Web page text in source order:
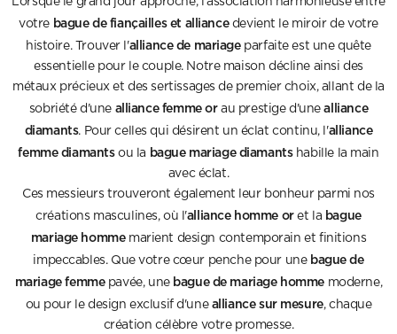
votre bague de fiançailles et alliancedevient le miroir de votre
histoire. Trouver l'alliance de mariageparfaite est une quête
essentielle pour le couple. Notre maison décline ainsi des
métaux précieux et des sertissages de premier choix, allant de la
sobriété d'une alliance femme orau prestige d'unealliance
diamants. Pour celles qui désirent un éclat continu, l'alliance
femme diamantsou la bague mariage diamantshabille la main
avec éclat.
Ces messieurs trouveront également leur bonheur parmi nos
créations masculines, où l'alliance homme oret la bague
mariage hommemarient design contemporain et finitions
impeccables. Que votre cœur penche pour une bague de
mariage femmepavée, une bague de mariage homme moderne,
ou pour le design exclusif d'une alliance sur mesure, chaque
création célèbre votre promesse.